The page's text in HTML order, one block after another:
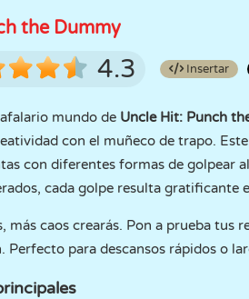
the Dummy
4.3 Insertar
mundo de Uncle Hit: Punch
con el muñeco de trapo.
con diferentes formas de golpear
cada golpe resulta gratificante
más caos crearás. Pon a prueba
Perfecto para descansos rápidos o